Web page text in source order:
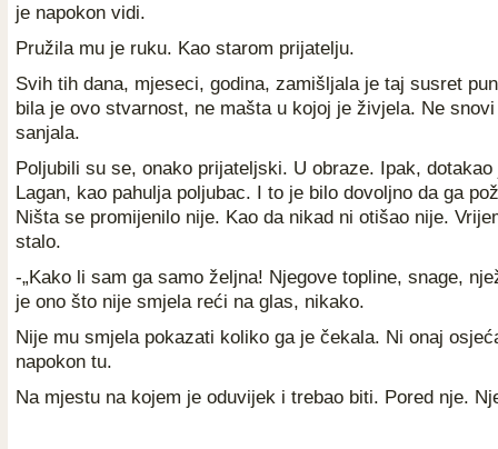
je napokon vidi.
Pružila mu je ruku. Kao starom prijatelju.
Svih tih dana, mjeseci, godina, zamišljala je taj susret
bila je ovo stvarnost, ne mašta u kojoj je živjela. Ne
sanjala.
Poljubili su se, onako prijateljski. U obraze. Ipak,
Lagan, kao pahulja poljubac. I to je bilo dovoljno da ga
Ništa se promijenilo nije. Kao da nikad ni otišao nije.
stalo.
-„Kako li sam ga samo željna! Njegove topline, snage,
je ono što nije smjela reći na glas, nikako.
Nije mu smjela pokazati koliko ga je čekala. Ni onaj
napokon tu.
Na mjestu na kojem je oduvijek i trebao biti. Pored nje.